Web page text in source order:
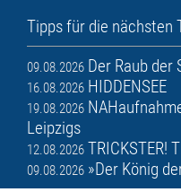
Tipps für die nächsten
09.08.2026 Der Raub der
16.08.2026 HIDDENSEE
19.08.2026
Leipzigs
12.08.2026 TRICKSTER!
09.08.2026 »Der König